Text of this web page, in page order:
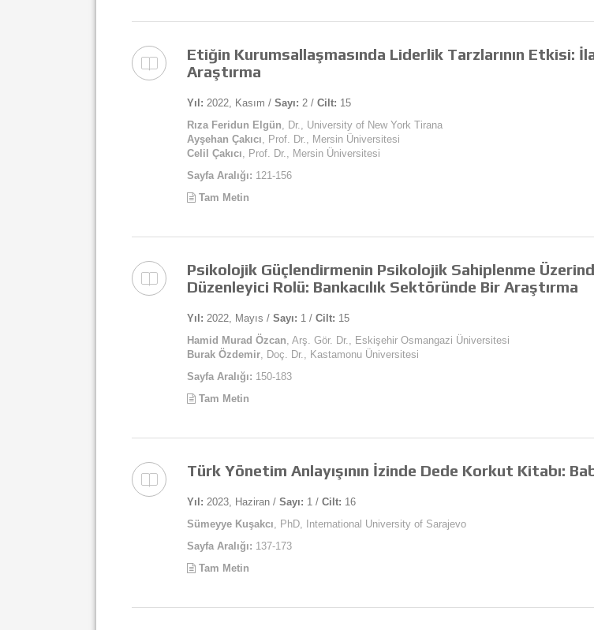
Etiğin Kurumsallaşmasında Liderlik Tarzlarının Etkisi:
Araştırma
Yıl: 2022, Kasım / Sayı: 2 / Cilt: 15
Rıza Feridun Elgün, Dr., University of New York Tirana
Ayşehan Çakıcı, Prof. Dr., Mersin Üniversitesi
Celil Çakıcı, Prof. Dr., Mersin Üniversitesi
Sayfa Aralığı: 121-156
Tam Metin
Psikolojik Güçlendirmenin Psikolojik Sahiplenme
Düzenleyici Rolü: Bankacılık Sektöründe Bir Araştırma
Yıl: 2022, Mayıs / Sayı: 1 / Cilt: 15
Hamid Murad Özcan, Arş. Gör. Dr., Eskişehir Osmangazi Üniversitesi
Burak Özdemir, Doç. Dr., Kastamonu Üniversitesi
Sayfa Aralığı: 150-183
Tam Metin
Türk Yönetim Anlayışının İzinde Dede Korkut Kitabı:
Yıl: 2023, Haziran / Sayı: 1 / Cilt: 16
Sümeyye Kuşakcı, PhD, International University of Sarajevo
Sayfa Aralığı: 137-173
Tam Metin